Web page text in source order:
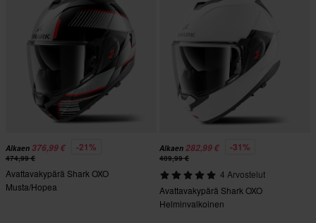
Alkaen 376,99 € -21%
474,99 €
Avattavakypärä Shark OXO
Musta/Hopea
Alkaen 282,99 € -31%
409,99 €
4 Arvostelut
Avattavakypärä Shark OXO
Helminvalkoinen